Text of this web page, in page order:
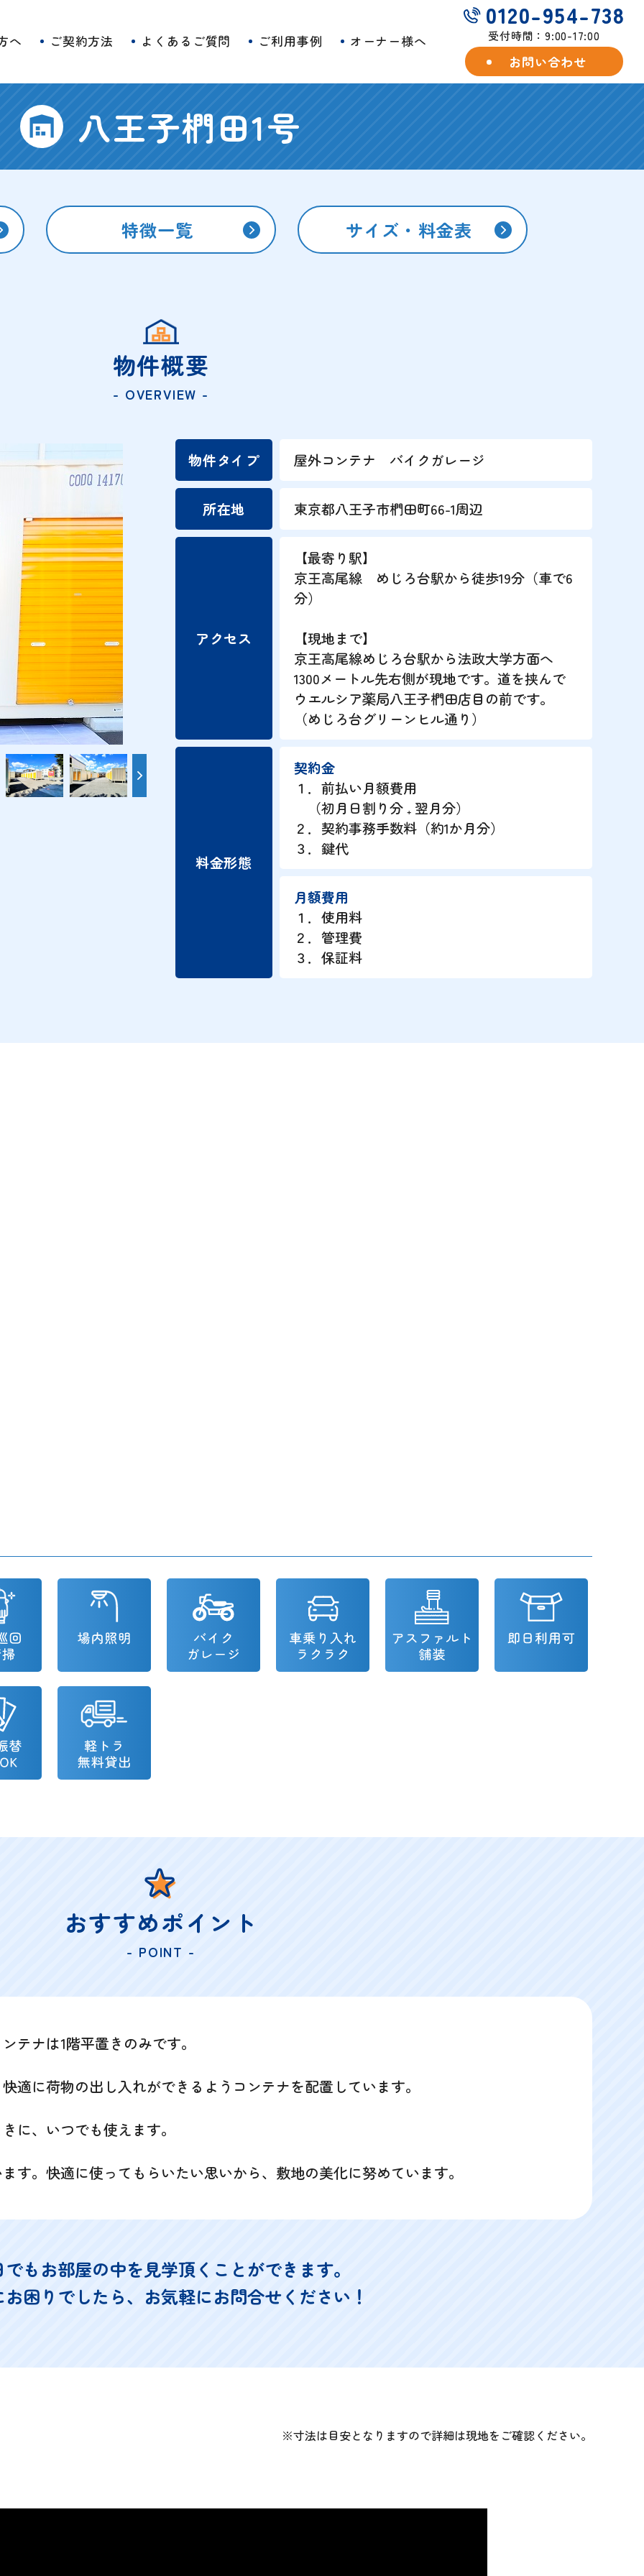
へ ご契約方法 よくあるご質問 ご利用事例 オーナー様へ
0120-954-738
受付時間：9:00-17:00
お問い合わせ
八王子椚田1号
特徴一覧 サイズ・料金表
物件概要
- OVERVIEW -
物件タイプ 屋外コンテナ バイクガレージ
所在地 東京都八王子市椚田町66-1周辺
アクセス
【最寄り駅】
京王高尾線 めじろ台駅から徒歩19分（車で6
分）
【現地まで】
京王高尾線めじろ台駅から法政大学方面へ
1300メートル先右側が現地です。道を挟んで
ウエルシア薬局八王子椚田店目の前です。
（めじろ台グリーンヒル通り）
料金形態
契約金
１．前払い月額費用
（初月日割り分 ₊ 翌月分）
２．契約事務手数料（約1か月分）
３．鍵代
月額費用
１．使用料
２．管理費
３．保証料
おすすめポイント
- POINT -
テナは1階平置きのみです。
適に荷物の出し入れができるようコンテナを配置しています。
に、いつでも使えます。
す。快適に使ってもらいたい思いから、敷地の美化に努めています。
もお部屋の中を見学頂くことができます。
困りでしたら、お気軽にお問合せください！
※寸法は目安となりますので詳細は現地をご確認ください。